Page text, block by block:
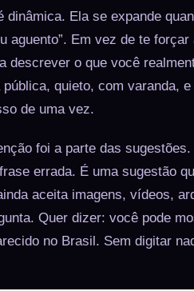
dinâmica. Ela se expande
aguento”. Em vez de te
descrever o que você
quieto, com varanda,
de uma vez.
foi a parte das
errada. É uma sugestão
aceita imagens, vídeos,
Quer dizer: você pode
no Brasil. Sem digitar